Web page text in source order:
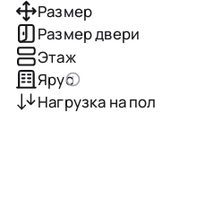
Размер
Размер двери
Этаж
Ярус
Нагрузка на пол